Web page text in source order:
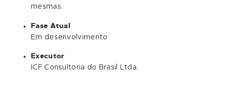
mesmas.
Fase Atual
Em desenvolvimento
Executor
ICF Consultoria do Brasil Ltda.